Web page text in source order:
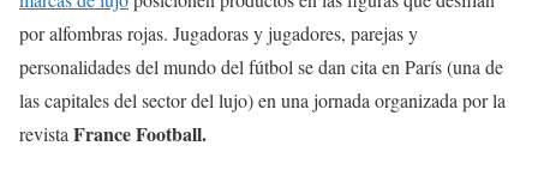
por alfombras rojas. Jugadoras y jugadores, parejas y
personalidades del mundo del fútbol se dan cita en París (una de
las capitales del sector del lujo) en una jornada organizada por la
revista France Football.